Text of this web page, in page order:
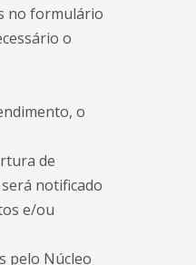
no formulário
o
o
de
notificado
e/ou
pelo Núcleo